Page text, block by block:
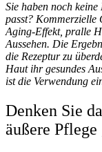
Sie haben noch
passt? Kommerzielle
Aging-Effekt, pralle
Aussehen. Die
die Rezeptur zu
Haut ihr gesundes
ist die Verwendung
Denken Sie
äußere Pflege